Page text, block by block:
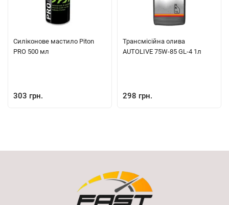
Силіконове мастило Piton
PRO 500 мл
303 грн.
Трансмісійна олива
AUTOLIVE 75W-85 GL-4 1л
298 грн.